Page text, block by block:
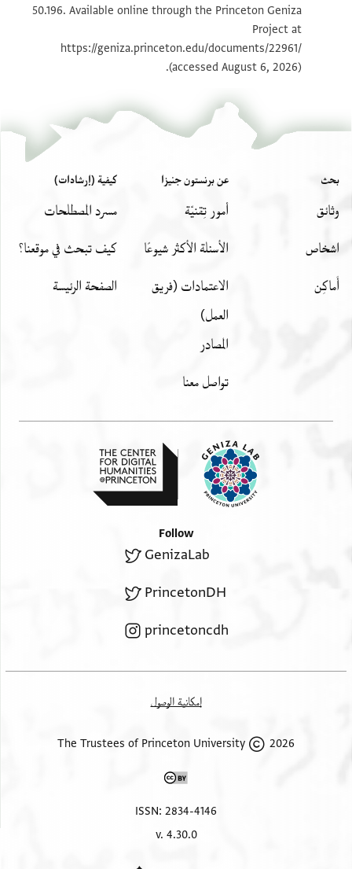
بيان أذونات الصورة
50.196. Available online through the Princeton Geniza
Project at
https://geniza.princeton.edu/documents/22961/
(accessed August 6, 2026).
بحث
وثائق
اشخاص
أَماكِن
عن برنستون جنيزا
أمور تِقنيّة
الأسئلة الأكثر شيوعًا
الاعتمادات (فريق
العمل)
المصادر
تواصل معنا
كيفية (إرشادات)
مسرد المصطلحات
كيف تبحث في موقعنا؟
الصفحة الرئيسة
Follow
GenizaLab
PrincetonDH
princetoncdh
إمكانية الوصول
2026 The Trustees of Princeton University
ISSN: 2834-4146
v. 4.30.0